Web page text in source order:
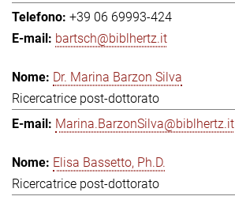
+39 06 69993-424
bartsch@biblhertz.it
Dr. Marina Barzon Silva
Ricercatrice post-dottorato
Marina.BarzonSilva@biblhertz.it
Elisa Bassetto, Ph.D.
Ricercatrice post-dottorato